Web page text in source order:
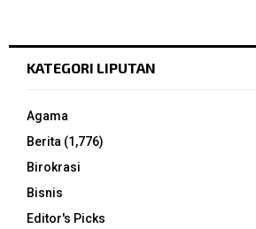
KATEGORI LIPUTAN
Agama
Berita (1,776)
Birokrasi
Bisnis
Editor's Picks